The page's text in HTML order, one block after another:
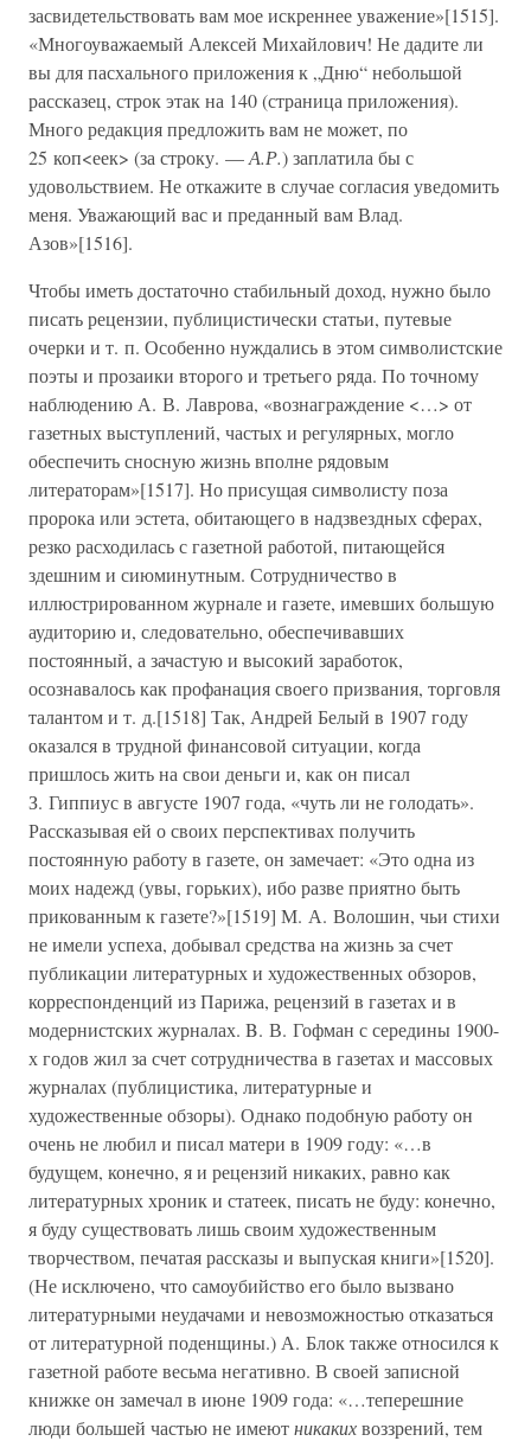
засвидетельствовать вам мое искреннее уважение»[1515].
«Многоуважаемый Алексей Михайлович! Не дадите ли
вы для пасхального приложения к „Дню“ небольшой
рассказец, строк этак на 140 (страница приложения).
Много редакция предложить вам не может, по
25 коп<еек> (за строку. —А.Р.) заплатила бы с
удовольствием. Не откажите в случае согласия уведомить
меня. Уважающий вас и преданный вам Влад.
Азов»[1516].
Чтобы иметь достаточно стабильный доход, нужно было
писать рецензии, публицистически статьи, путевые
очерки и т. п. Особенно нуждались в этом символистские
поэты и прозаики второго и третьего ряда. По точному
наблюдению А. В. Лаврова, «вознаграждение <…> от
газетных выступлений, частых и регулярных, могло
обеспечить сносную жизнь вполне рядовым
литераторам»[1517]. Но присущая символисту поза
пророка или эстета, обитающего в надзвездных сферах,
резко расходилась с газетной работой, питающейся
здешним и сиюминутным. Сотрудничество в
иллюстрированном журнале и газете, имевших большую
аудиторию и, следовательно, обеспечивавших
постоянный, а зачастую и высокий заработок,
осознавалось как профанация своего призвания, торговля
талантом и т. д.[1518] Так, Андрей Белый в 1907 году
оказался в трудной финансовой ситуации, когда
пришлось жить на свои деньги и, как он писал
З. Гиппиус в августе 1907 года, «чуть ли не голодать».
Рассказывая ей о своих перспективах получить
постоянную работу в газете, он замечает: «Это одна из
моих надежд (увы, горьких), ибо разве приятно быть
прикованным к газете?»[1519] М. А. Волошин, чьи стихи
не имели успеха, добывал средства на жизнь за счет
публикации литературных и художественных обзоров,
корреспонденций из Парижа, рецензий в газетах и в
модернистских журналах. B. В. Гофман с середины 1900-
х годов жил за счет сотрудничества в газетах и массовых
журналах (публицистика, литературные и
художественные обзоры). Однако подобную работу он
очень не любил и писал матери в 1909 году: «…в
будущем, конечно, я и рецензий никаких, равно как
литературных хроник и статеек, писать не буду: конечно,
я буду существовать лишь своим художественным
творчеством, печатая рассказы и выпуская книги»[1520].
(Не исключено, что самоубийство его было вызвано
литературными неудачами и невозможностью отказаться
от литературной поденщины.) А. Блок также относился к
газетной работе весьма негативно. В своей записной
книжке он замечал в июне 1909 года: «…теперешние
люди большей частью не имеютникакихвоззрений, тем